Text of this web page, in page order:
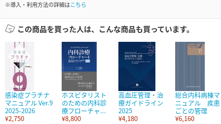
※導入・利用方法の詳細はこちら
この商品を買った人は、こんな商品も買っています。
感染症プラチナ
マニュアル Ver.9
2025-2026
¥2,750
ホスピタリスト
のための内科診
療フローチャ...
¥8,800
高血圧管理・治
療ガイドライン
2025
¥4,180
総合内科病棟マ
ニュアル 疾患
ごとの管理
¥6,160